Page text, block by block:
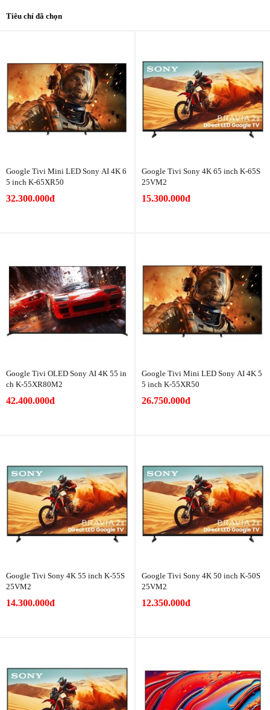
Tiêu chí đã chọn
Google Tivi Mini LED Sony AI 4K 6
5 inch K-65XR50
32.300.000đ
Google Tivi Sony 4K 65 inch K-65S
25VM2
15.300.000đ
Google Tivi OLED Sony AI 4K 55 in
ch K-55XR80M2
42.400.000đ
Google Tivi Mini LED Sony AI 4K 5
5 inch K-55XR50
26.750.000đ
Google Tivi Sony 4K 55 inch K-55S
25VM2
14.300.000đ
Google Tivi Sony 4K 50 inch K-50S
25VM2
12.350.000đ